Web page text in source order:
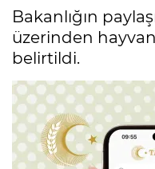
Bakanlığın
üzerinden
belirtildi.